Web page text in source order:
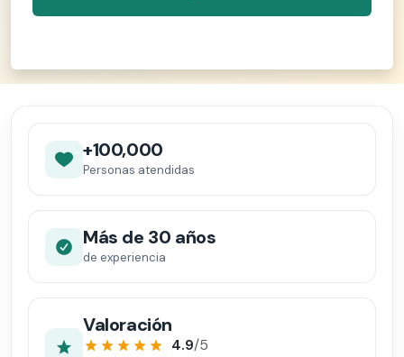
+100,000
Personas atendidas
Más de 30 años
de experiencia
Valoración
4.9/5